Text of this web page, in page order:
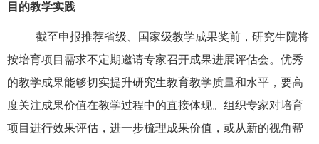
目的教学实践
截至申报推荐省级、国家级教学成果奖前，研究生院将
按培育项目需求不定期邀请专家召开成果进展评估会。优秀
的教学成果能够切实提升研究生教育教学质量和水平，要高
度关注成果价值在教学过程中的直接体现。组织专家对培育
项目进行效果评估，进一步梳理成果价值，或从新的视角帮